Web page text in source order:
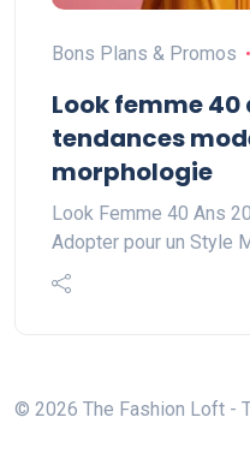
Bons Plans & Promos
Look femme 40
tendances
morphologie
Look Femme 40 Ans
Adopter pour un Style
© 2026 The Fashion Loft -